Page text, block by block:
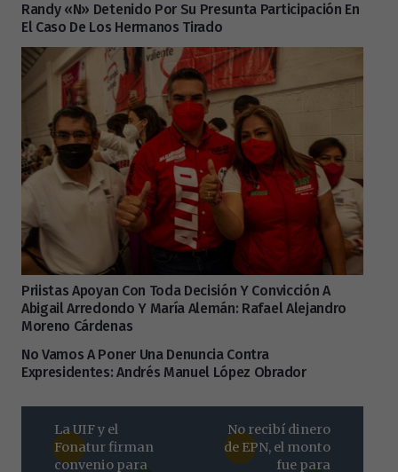
Randy «N» Detenido Por Su Presunta Participación En
El Caso De Los Hermanos Tirado
Priistas Apoyan Con Toda Decisión Y Convicción A
Abigail Arredondo Y María Alemán: Rafael Alejandro
Moreno Cárdenas
No Vamos A Poner Una Denuncia Contra
Expresidentes: Andrés Manuel López Obrador
La UIF y el
Fonatur firman
convenio para
No recibí dinero
de EPN, el monto
fue para